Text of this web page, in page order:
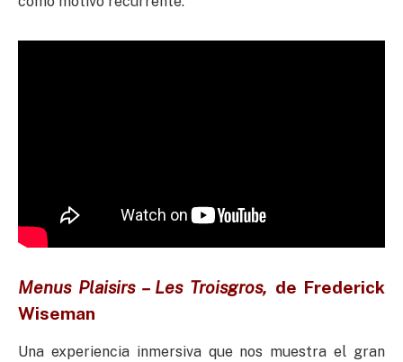
Menus Plaisirs – Les Troisgros, de Frederick
Wiseman
Una experiencia inmersiva que nos muestra el gran